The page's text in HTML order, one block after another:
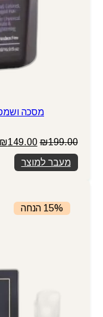
מסכה
₪199.00
המחיר
המקורי
היה:
₪199.00.
₪149.00
מעבר למוצר
15% הנחה